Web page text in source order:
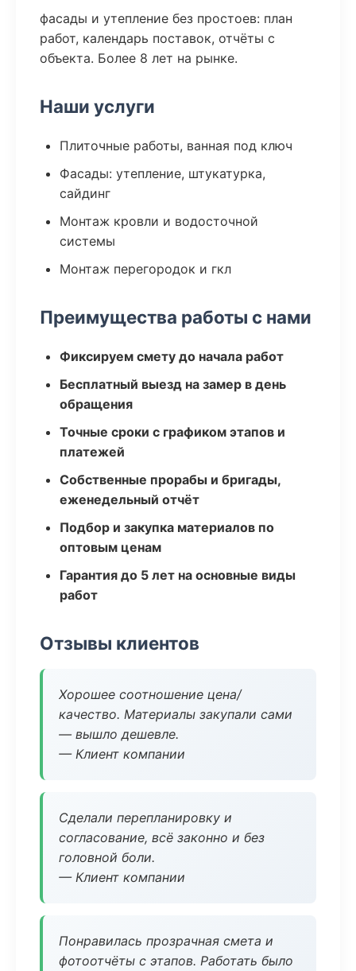
фасады и утепление без простоев: план
работ, календарь поставок, отчёты с
объекта. Более 8 лет на рынке.
Наши услуги
Плиточные работы, ванная под ключ
Фасады: утепление, штукатурка,
сайдинг
Монтаж кровли и водосточной
системы
Монтаж перегородок и гкл
Преимущества работы с нами
Фиксируем смету до начала работ
Бесплатный выезд на замер в день
обращения
Точные сроки с графиком этапов и
платежей
Собственные прорабы и бригады,
еженедельный отчёт
Подбор и закупка материалов по
оптовым ценам
Гарантия до 5 лет на основные виды
работ
Отзывы клиентов
Хорошее соотношение цена/
качество. Материалы закупали сами
— вышло дешевле.
— Клиент компании
Сделали перепланировку и
согласование, всё законно и без
головной боли.
— Клиент компании
Понравилась прозрачная смета и
фотоотчёты с этапов. Работать было